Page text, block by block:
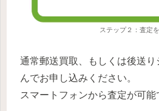
ステップ２：査定
通常郵送買取、もしくは後送
んでお申し込みください。
スマートフォンから査定が可能